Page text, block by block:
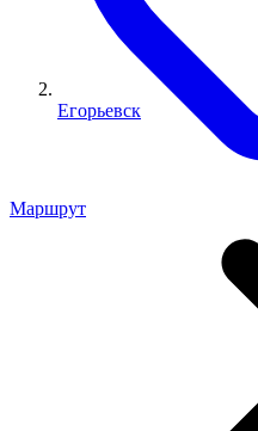
Маршрут
Егорьевск